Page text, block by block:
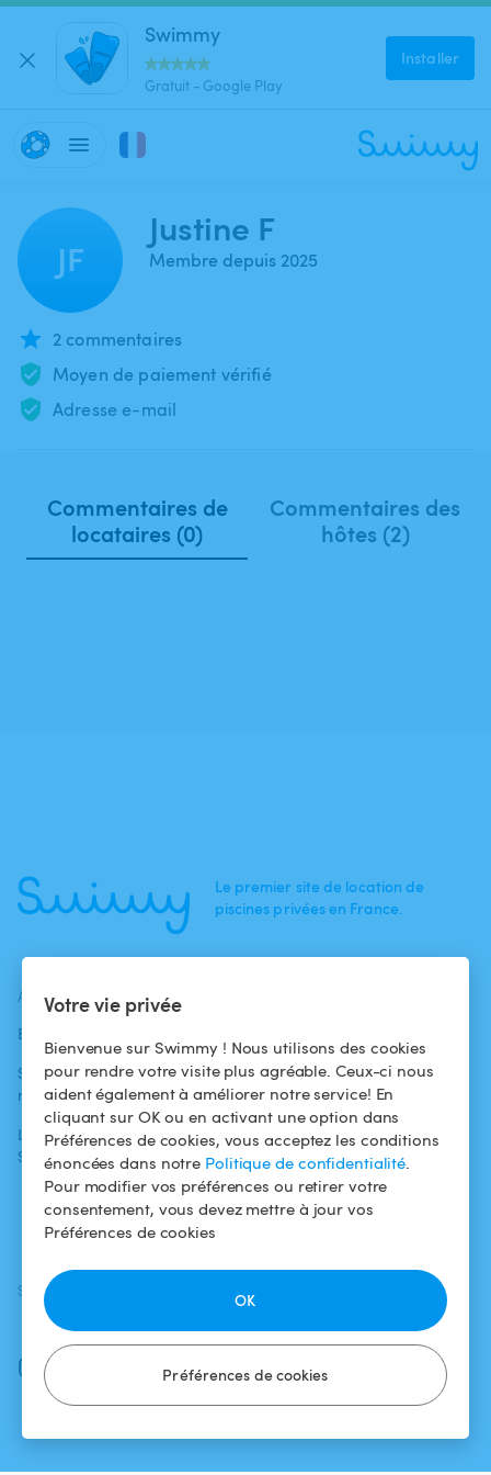
Votre vie privée
Bienvenue sur Swimmy ! Nous utilisons des cookies
pour rendre votre visite plus agréable. Ceux-ci nous
aident également à améliorer notre service! En
cliquant sur OK ou en activant une option dans
Préférences de cookies, vous acceptez les conditions
énoncées dans notre Politique de confidentialité.
Pour modifier vos préférences ou retirer votre
consentement, vous devez mettre à jour vos
Préférences de cookies
Préférences de cookies
OK
Swimmy
Gratuit - Google Play
Installer
JF
Justine F
Membre depuis 2025
2 commentaires
Moyen de paiement vérifié
Adresse e-mail
Commentaires de
locataires (0)
Commentaires des
hôtes (2)
Le premier site de location de
piscines privées en France.
ACTUALITÉS
Blog
Swimmy dans les
médias
L'aventure
Swimmy
baigneurs
Pour les
propriétaires
Louer ma piscine
Comment ça
marche ?
Conditions
d'utilisation
Politique de
confidentialité
Mentions légales
SUIVEZ-NOUS
Facebook
Instagram